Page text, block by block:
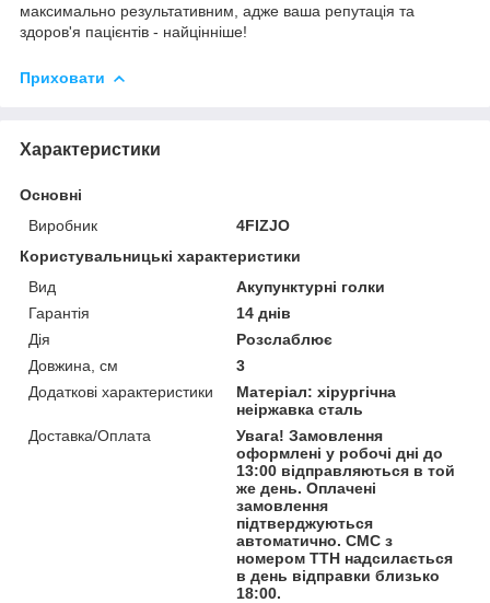
максимально результативним, адже ваша репутація та
здоров'я пацієнтів - найцінніше!
Приховати
Характеристики
Основні
Виробник
4FIZJO
Користувальницькі характеристики
Вид
Акупунктурні голки
Гарантія
14 днів
Дія
Розслаблює
Довжина, см
3
Додаткові характеристики
Матеріал: хірургічна
неіржавка сталь
Доставка/Оплата
Увага! Замовлення
оформлені у робочі дні до
13:00 відправляються в той
же день. Оплачені
замовлення
підтверджуються
автоматично. СМС з
номером ТТН надсилається
в день відправки близько
18:00.